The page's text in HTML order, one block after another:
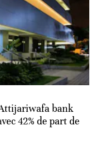
bank
42% de part de